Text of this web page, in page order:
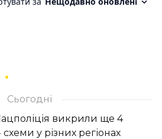
Сьогодні
викрили ще 4
схеми у різних регіонах